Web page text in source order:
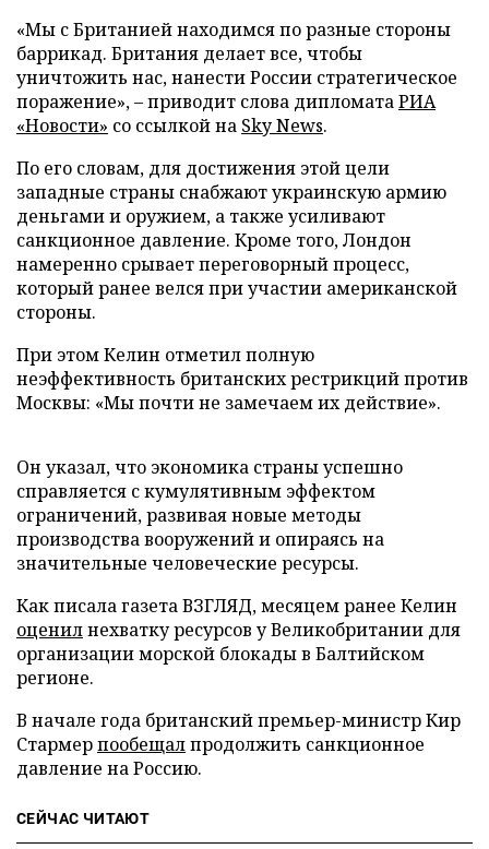
«Мы с Британией находимся по разные стороны
баррикад. Британия делает все, чтобы
уничтожить нас, нанести России стратегическое
поражение», – приводит слова дипломатаРИА
«Новости» со ссылкой на Sky News.
По его словам, для достижения этой цели
западные страны снабжают украинскую армию
деньгами и оружием, а также усиливают
санкционное давление. Кроме того, Лондон
намеренно срывает переговорный процесс,
который ранее велся при участии американской
стороны.
При этом Келин отметил полную
неэффективность британских рестрикций против
Москвы: «Мы почти не замечаем их действие».
Он указал, что экономика страны успешно
справляется с кумулятивным эффектом
ограничений, развивая новые методы
производства вооружений и опираясь на
значительные человеческие ресурсы.
Как писала газета ВЗГЛЯД, месяцем ранее Келин
оценилнехватку ресурсов у Великобритании для
организации морской блокады в Балтийском
регионе.
В начале года британский премьер-министр Кир
Стармерпообещалпродолжить санкционное
давление на Россию.
СЕЙЧАС ЧИТАЮТ